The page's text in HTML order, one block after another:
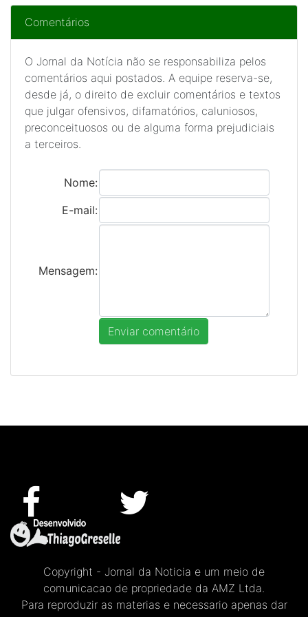
Comentários
O Jornal da Notícia não se responsabiliza pelos
comentários aqui postados. A equipe reserva-se,
desde já, o direito de excluir comentários e textos
que julgar ofensivos, difamatórios, caluniosos,
preconceituosos ou de alguma forma prejudiciais
a terceiros.
Nome:
E-mail:
Mensagem:
Copyright - Jornal da Noticia e um meio de
comunicacao de propriedade da AMZ Ltda.
Para reproduzir as materias e necessario apenas dar